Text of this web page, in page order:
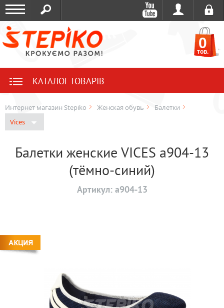
0
тов.
КАТАЛОГ ТОВАРІВ
Интернет магазин Stepiko Женская обувь
Балетки
Vices
Балетки женские VICES a904-13
(тёмно-синий)
Артикул: a904-13